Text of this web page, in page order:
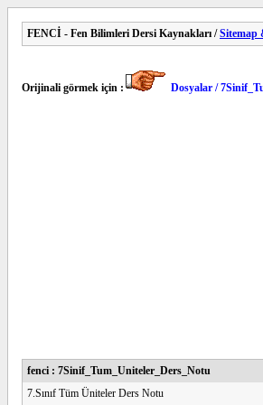
FENCİ - Fen Bilimleri Dersi Kaynakları /Sitemap
Orijinali görmek için : Dosyalar /
fenci : 7Sinif_Tum_Uniteler_Ders_Notu
7.Sınıf Tüm Üniteler Ders Notu